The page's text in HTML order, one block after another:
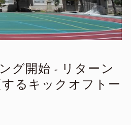
グ開始 - リターン
るキックオフトー